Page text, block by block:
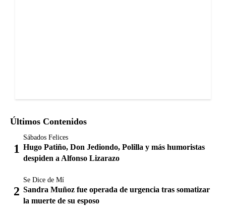
Últimos Contenidos
Sábados Felices
Hugo Patiño, Don Jediondo, Polilla y más humoristas
despiden a Alfonso Lizarazo
Se Dice de Mí
Sandra Muñoz fue operada de urgencia tras somatizar
la muerte de su esposo